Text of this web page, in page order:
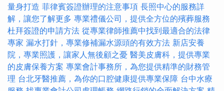
量身打造 菲律賓簽證辦理的注意事項 長照中心的服務詳
解，讓您了解更多 專業禮儀公司，提供全方位的殯葬服務
杜拜簽證的申請方法 從專業律師推薦中找到最適合的法律
專家 漏水打針，專業修補漏水源頭的有效方法 新店安養
院，專業照護，讓家人無後顧之憂 醫美皮膚科，提供專業
的皮膚保養方案 專業會計事務所，為您提供精準的財務管
理 台北牙醫推薦，為你的口腔健康提供專業保障 台中水療